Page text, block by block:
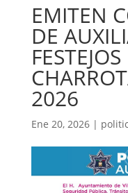
EMITEN
DE
FESTEJOS
2026
Ene 20, 2026|